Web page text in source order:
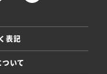
表記
いて